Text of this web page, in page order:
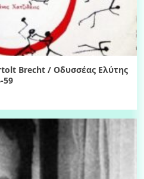
Brecht / Οδυσσέας Ελύτης
59